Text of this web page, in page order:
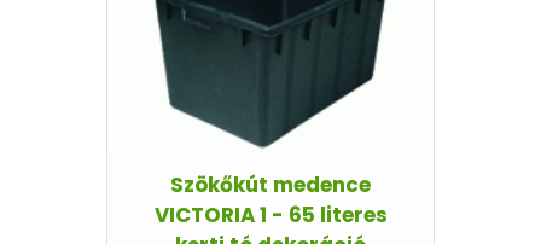
Szökőkút medence
VICTORIA 1 - 65 literes